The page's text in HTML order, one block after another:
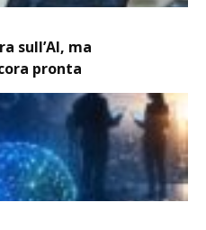
sull’AI, ma
pronta